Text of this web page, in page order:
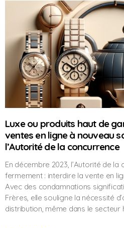
Luxe ou produits haut de
ventes en ligne à nouveau
l’Autorité de la concurrence
En décembre 2023, l’Autorité de
fermement : interdire la vente en
Avec des condamnations
Frères, elle souligne la nécessité
distribution, même dans le secteur